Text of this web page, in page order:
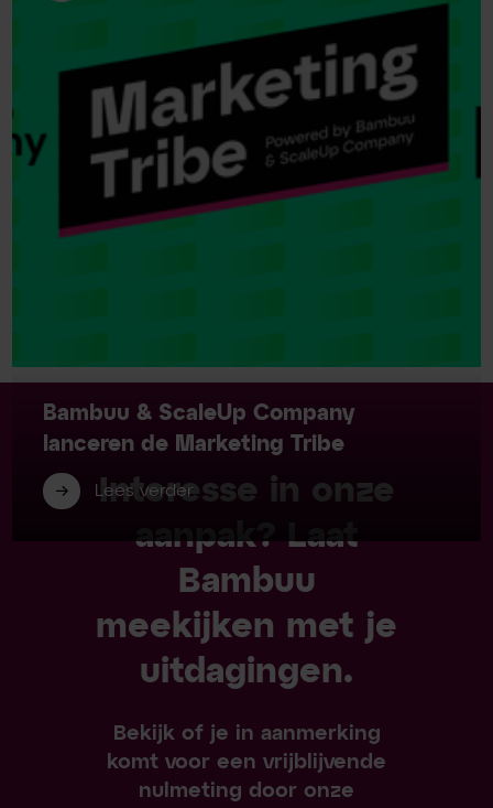
Bambuu & ScaleUp Company
lanceren de Marketing Tribe
Lees verder
Interesse in onze
aanpak? Laat
Bambuu
meekijken met je
uitdagingen.
Bekijk of je in aanmerking
komt voor een vrijblijvende
nulmeting door onze